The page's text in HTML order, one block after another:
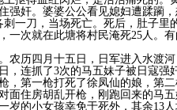
强奸。婆婆公公看见媳妇遭蹂躏
一刀，当场死亡。死后，肚子
一次就在此塘将村民淹死25人。
农历四月十五日，日军进入水渡
，连抓了3次的马五妹子被日寇
，第一枪打死了徐凤仙的娘，第
面住房胡乱开枪，刚跑回来的马
岁的小女孩幸免于死外，其余13